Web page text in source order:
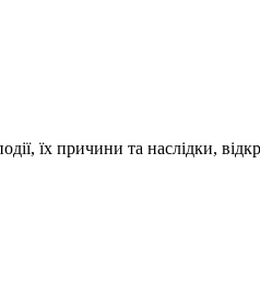
їх причини та наслідки,